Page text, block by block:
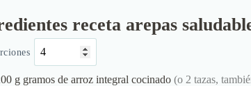
receta arepas
ggramos de arroz integral cocinado (o 2 tazas,